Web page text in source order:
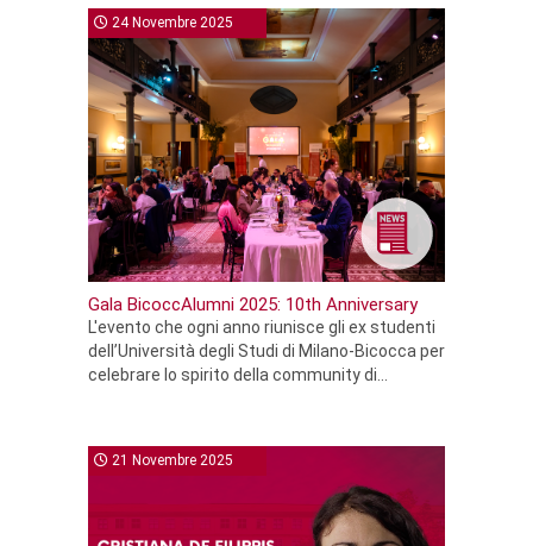
24 Novembre 2025
Gala BicoccAlumni 2025: 10th Anniversary
L'evento che ogni anno riunisce gli ex studenti
dell’Università degli Studi di Milano-Bicocca per
celebrare lo spirito della community di...
21 Novembre 2025